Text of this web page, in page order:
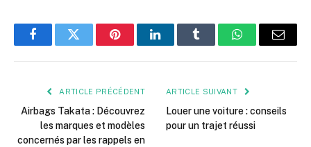
FacebookTwitter PinterestLinkedInTumblr WhatsApp
E-
ARTICLE PRÉCÉDENT
Airbags Takata : Découvrez
les marques et modèles
concernés par les rappels en
ARTICLE SUIVANT
Louer une voiture : conseils
pour un trajet réussi